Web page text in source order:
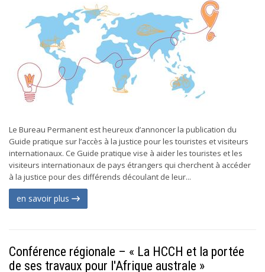
Le Bureau Permanent est heureux d’annoncer la publication du
Guide pratique sur l’accès à la justice pour les touristes et visiteurs
internationaux. Ce Guide pratique vise à aider les touristes et les
visiteurs internationaux de pays étrangers qui cherchent à accéder
à la justice pour des différends découlant de leur...
en savoir plus
Conférence régionale – « La HCCH et la portée
de ses travaux pour l'Afrique australe »